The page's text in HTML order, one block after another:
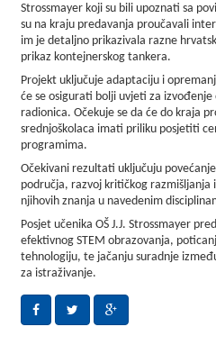
Strossmayer koji su bili upoznati sa
su na kraju predavanja proučavali
im je detaljno prikazivala razne
prikaz kontejnerskog tankera.
Projekt uključuje adaptaciju i
će se osigurati bolji uvjeti za
radionica. Očekuje se da će do kraja
srednjoškolaca imati priliku posjetiti
programima.
Očekivani rezultati uključuju
područja, razvoj kritičkog
njihovih znanja u navedenim
Posjet učenika OŠ J.J. Strossmayer
efektivnog STEM obrazovanja,
tehnologiju, te jačanju suradnje
za istraživanje.